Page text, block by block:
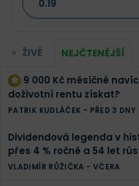
ŽIVĚ NEJČTENĚJŠÍ
9 000 Kč měsíčně
doživotní rentu získat?
PATRIK KUDLÁČEK - PŘED 3 DNY
Dividendová legenda v
přes 4 % ročně a 54 let
VLADIMÍR RŮŽIČKA - VČERA